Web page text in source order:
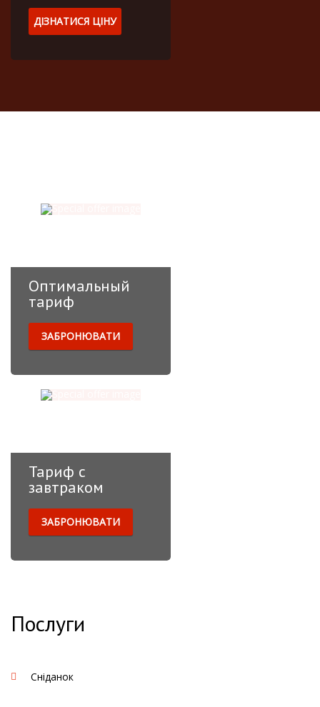
ДІЗНАТИСЯ ЦІНУ
Оптимальный
тариф
ЗАБРОНЮВАТИ
дополнительных услуг и
Тариф с
завтраком
ЗАБРОНЮВАТИ
Послуги
Сніданок